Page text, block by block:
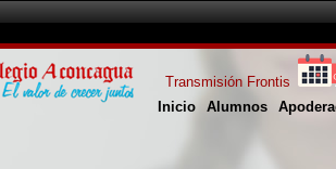
Inicio Alumnos
Transmisión Frontis